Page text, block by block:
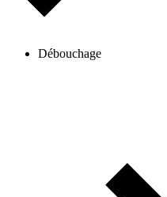
Débouchage